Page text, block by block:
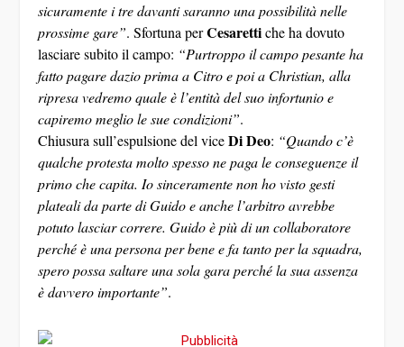
sicuramente i tre davanti saranno una possibilità nelle
prossime gare”. Sfortuna perCesarettiche ha dovuto
lasciare subito il campo: “Purtroppo il campo pesante ha
fatto pagare dazio prima a Citro e poi a Christian, alla
ripresa vedremo quale è l’entità del suo infortunio e
capiremo meglio le sue condizioni”.
Chiusura sull’espulsione del viceDi Deo: “Quando c’è
qualche protesta molto spesso ne paga le conseguenze il
primo che capita. Io sinceramente non ho visto gesti
plateali da parte di Guido e anche l’arbitro avrebbe
potuto lasciar correre. Guido è più di un collaboratore
perché è una persona per bene e fa tanto per la squadra,
spero possa saltare una sola gara perché la sua assenza
è davvero importante”.